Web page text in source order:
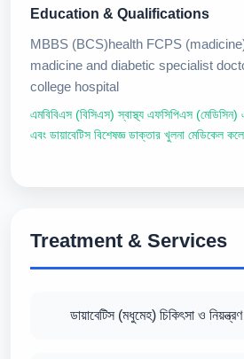
Education & Qualifications
MBBS (BCS)health FCPS
madicine and diabetic specialist
college hospital
এমবিবিএস (বিসিএস) স্বাস্থ্য এফসিপিএস
এবং ডায়াবেটিস বিশেষজ্ঞ ডাক্তার খুলনা মেডিকেল
Treatment & Services
ডায়াবেটিস (মধুমেহ) চিকিৎসা ও নিয়ন্ত্রণ